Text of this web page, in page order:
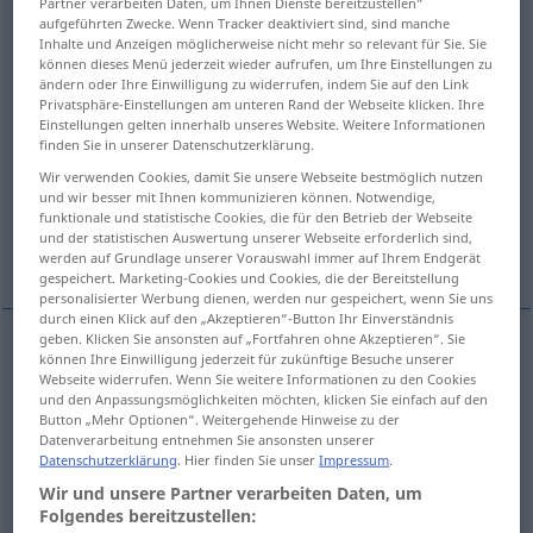
Übersicht aller Übersetzungen
(Für mehr Details die Übersetzung anklicken/antippen)
Faden, Garn, Faser, Schnur
Draht, Schnur, Kabel Faserrichtung
Schneide Weitere Beispiele...
Fadenm fil TEXT a. FIG
Garnn fil
Faserf fil des haricots
aufgeführten Zwecke. Wenn Tracker deaktiviert sind, sind manche
Inhalte und Anzeigen möglicherweise nicht mehr so relevant für Sie. Sie
können dieses Menü jederzeit wieder aufrufen, um Ihre Einstellungen zu
ändern oder Ihre Einwilligung zu widerrufen, indem Sie auf den Link
Privatsphäre-Einstellungen am unteren Rand der Webseite klicken. Ihre
Einstellungen gelten innerhalb unseres Website. Weitere Informationen
finden Sie in unserer Datenschutzerklärung.
Wir verwenden Cookies, damit Sie unsere Webseite bestmöglich nutzen
und wir besser mit Ihnen kommunizieren können. Notwendige,
funktionale und statistische Cookies, die für den Betrieb der Webseite
und der statistischen Auswertung unserer Webseite erforderlich sind,
werden auf Grundlage unserer Vorauswahl immer auf Ihrem Endgerät
gespeichert. Marketing-Cookies und Cookies, die der Bereitstellung
personalisierter Werbung dienen, werden nur gespeichert, wenn Sie uns
durch einen Klick auf den „Akzeptieren“-Button Ihr Einverständnis
geben. Klicken Sie ansonsten auf „Fortfahren ohne Akzeptieren“. Sie
können Ihre Einwilligung jederzeit für zukünftige Besuche unserer
Webseite widerrufen. Wenn Sie weitere Informationen zu den Cookies
und den Anpassungsmöglichkeiten möchten, klicken Sie einfach auf den
Button „Mehr Optionen“. Weitergehende Hinweise zu der
Datenverarbeitung entnehmen Sie ansonsten unserer
Datenschutzerklärung. Hier finden Sie unserImpressum.
Wir und unsere Partner verarbeiten Daten, um
Folgendes bereitzustellen: